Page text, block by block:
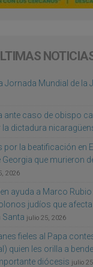
Jornada Mundial de la
ante caso de obispo
dictadura
por la beatificación en
que murieron
2026
ayuda a Marco Rubio
judíos que
Santa julio 25, 2026
fieles al Papa
quien les orilla a
diócesis julio